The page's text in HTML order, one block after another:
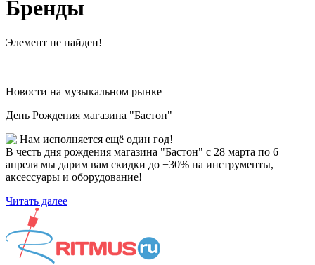
Бренды
Элемент не найден!
Новости на музыкальном рынке
День Рождения магазина "Бастон"
Нам исполняется ещё один год!
В честь дня рождения магазина "Бастон" с 28 марта по 6
апреля мы дарим вам скидки до −30% на инструменты,
аксессуары и оборудование!
Читать далее